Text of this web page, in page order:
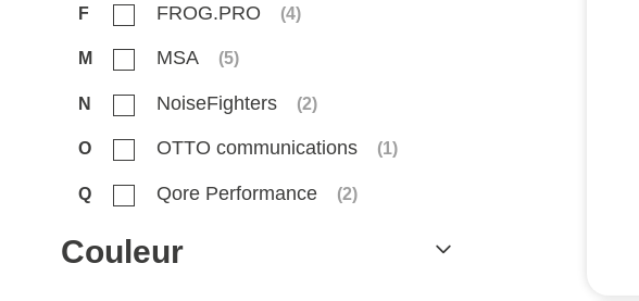
F FROG.PRO (4)
M MSA (5)
N NoiseFighters (2)
O OTTO communications (1)
Q Qore Performance (2)
S
Couleur